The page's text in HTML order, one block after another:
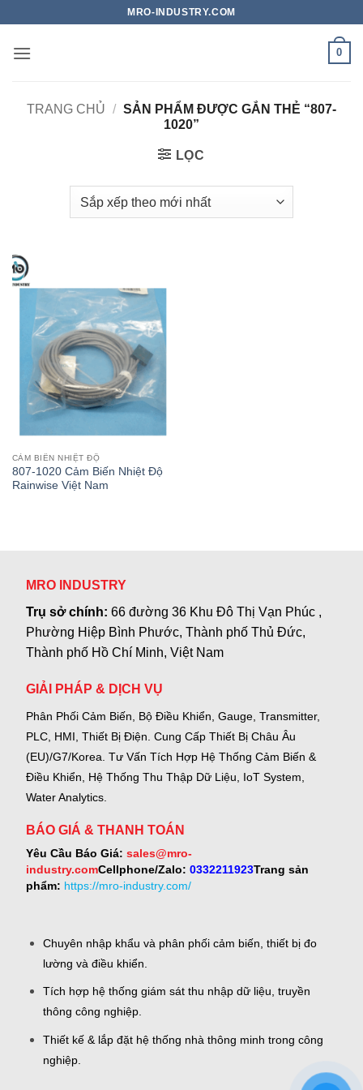
nội
MRO-INDUSTRY.COM
0
TRANG CHỦ / SẢN PHẨM ĐƯỢC GẮN THẺ “807-
1020”
LỌC
CẢM BIẾN NHIỆT ĐỘ
807-1020 Cảm Biến Nhiệt Độ
Rainwise Việt Nam
MRO INDUSTRY
Trụ sở chính:66 đường 36 Khu Đô Thị Vạn Phúc ,
Phường Hiệp Bình Phước, Thành phố Thủ Đức,
Thành phố Hồ Chí Minh, Việt Nam
GIẢI PHÁP & DỊCH VỤ
Phân Phối Cảm Biến, Bộ Điều Khiển, Gauge, Transmitter,
PLC, HMI, Thiết Bị Điện. Cung Cấp Thiết Bị Châu Âu
(EU)/G7/Korea. Tư Vấn Tích Hợp Hệ Thống Cảm Biến &
Điều Khiển, Hệ Thống Thu Thập Dữ Liệu, IoT System,
Water Analytics.
BÁO GIÁ & THANH TOÁN
Yêu Cầu Báo Giá: sales@mro-
industry.comCellphone/Zalo: 0332211923Trang sản
phẩm: https://mro-industry.com/
Chuyên nhập khẩu và phân phối cảm biến, thiết bị đo
lường và điều khiển.
Tích hợp hệ thống giám sát thu nhập dữ liệu, truyền
thông công nghiệp.
Thiết kế & lắp đặt hệ thống nhà thông minh trong công
nghiệp.